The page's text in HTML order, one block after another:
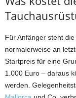
Für Anfänger steht
normalerweise an
Startpreis für eine
1.000 Euro – daraus
werden.